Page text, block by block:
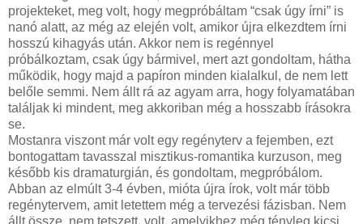
projekteket, meg volt, hogy megpróbáltam “csak úgy írni” is
nanó alatt, az még az elején volt, amikor újra elkezdtem írni
hosszú kihagyás után. Akkor nem is regénnyel
próbálkoztam, csak úgy bármivel, mert azt gondoltam, hátha
működik, hogy majd a papíron minden kialalkul, de nem lett
belőle semmi. Nem állt rá az agyam arra, hogy folyamatában
találjak ki mindent, meg akkoriban még a hosszabb írásokra
se.
Mostanra viszont már volt egy regényterv a fejemben, ezt
bontogattam tavasszal misztikus-romantika kurzuson, meg
később kis dramaturgián, és gondoltam, megpróbálom.
Abban az elmúlt 3-4 évben, mióta újra írok, volt már több
regénytervem, amit letettem még a tervezési fázisban. Nem